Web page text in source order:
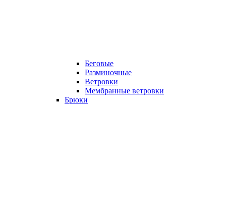
Беговые
Разминочные
Ветровки
Мембранные ветровки
Брюки